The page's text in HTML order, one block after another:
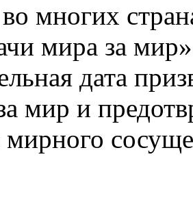
во многих
мира за
дата
мир и